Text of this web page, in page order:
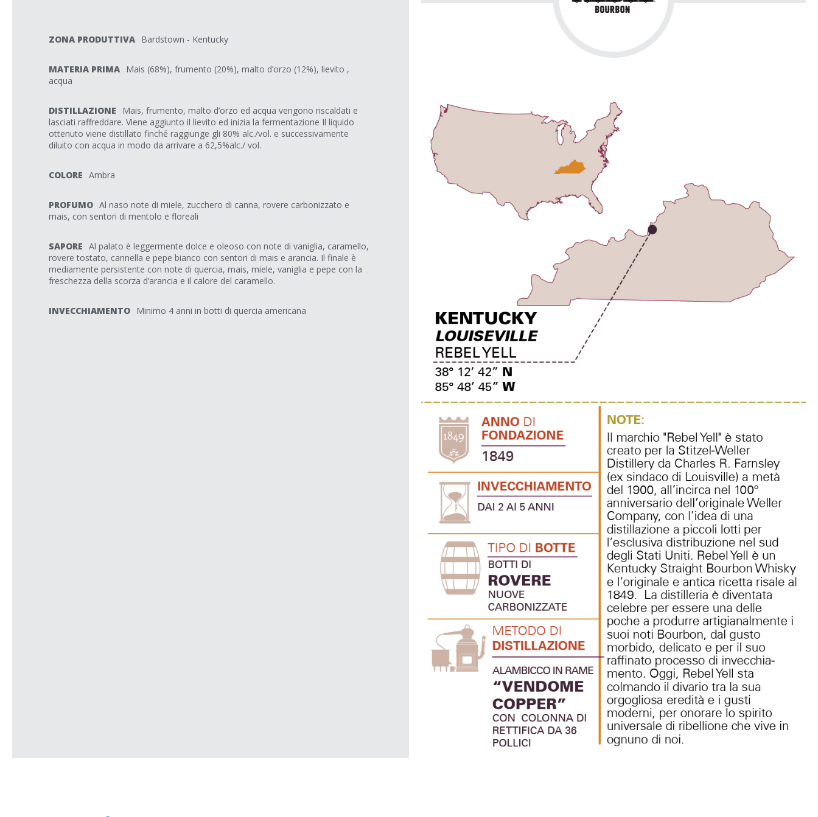
ZONA PRODUTTIVA Bardstown - Kentucky
MATERIA PRIMA Mais (68%), frumento (20%), malto d’orzo (12%), lievito ,
acqua
DISTILLAZIONE
Mais, frumento, malto d’orzo ed acqua vengono riscaldati e
lasciati raffreddare. Viene aggiunto il lievito ed inizia la fermentazione Il liquido
ottenuto viene distillato finché raggiunge gli 80% alc./vol. e successivamente
diluito con acqua in modo da arrivare a 62,5%alc./ vol.
COLORE Ambra
PROFUMO Al naso note di miele, zucchero di canna, rovere carbonizzato e
mais, con sentori di mentolo e floreali
SAPORE Al palato è leggermente dolce e oleoso con note di vaniglia, caramello,
rovere tostato, cannella e pepe bianco con sentori di mais e arancia. Il finale è
mediamente persistente con note di quercia, mais, miele, vaniglia e pepe con la
freschezza della scorza d’arancia e il calore del caramello.
INVECCHIAMENTO Minimo 4 anni in botti di quercia americana